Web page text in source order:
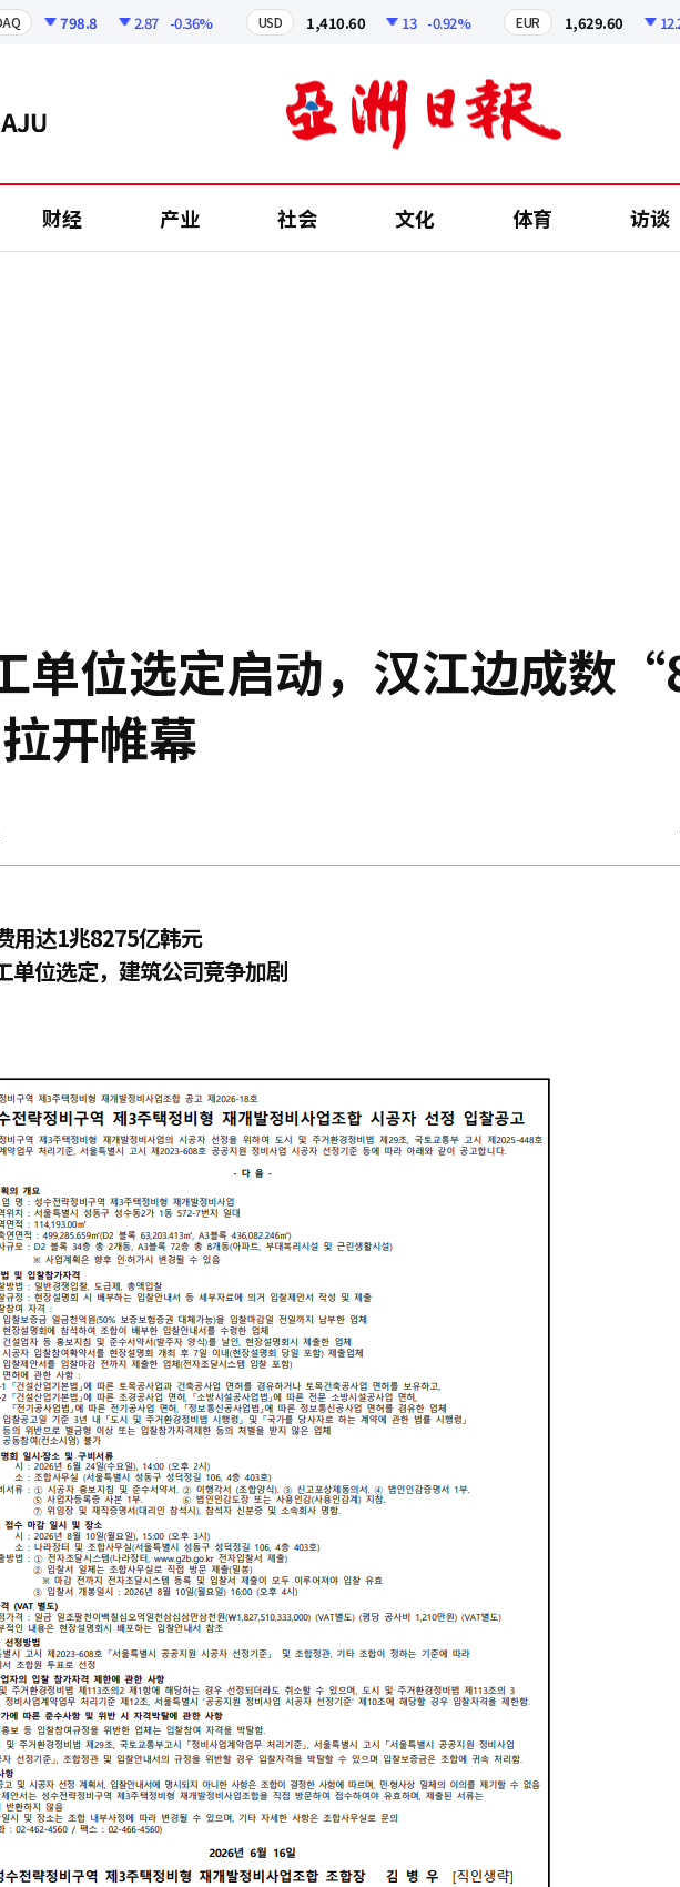
798.8 2.87 -0.36% USD 1,410.60 13 -0.92% EUR 1,629.60 12.24
财经 产业 社会 文化 体育 访谈
单位选定启动，汉江边成数
开帷幕
用达1兆8275亿韩元
位选定，建筑公司竞争加剧